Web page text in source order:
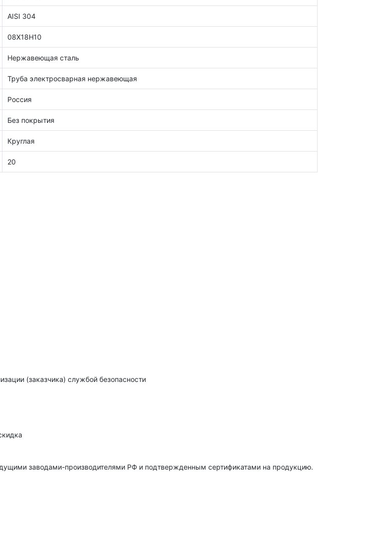
AISI 304
08Х18Н10
Нержавеющая сталь
Труба электросварная нержавеющая
Россия
Без покрытия
Круглая
20
(заказчика) службой безопасности
заводами-производителями РФ и подтвержденным сертификатами на продукцию.